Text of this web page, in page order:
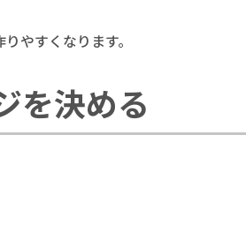
やすくなります。
を決める